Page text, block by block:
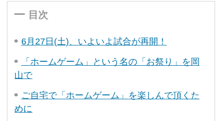
目次
6月27日(土)、いよいよ試合が再開！
「ホームゲーム」という名の「お祭り」を岡
山で
ご自宅で「ホームゲーム」を楽しんで頂くた
めに